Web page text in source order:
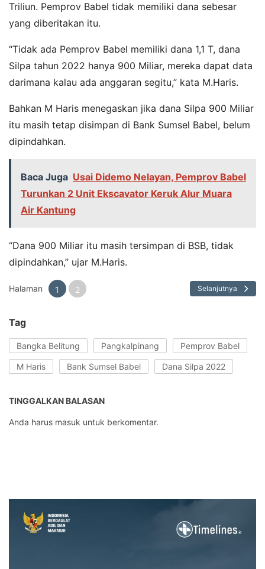
Triliun. Pemprov Babel tidak memiliki dana sebesar
yang diberitakan itu.
“Tidak ada Pemprov Babel memiliki dana 1,1 T, dana
Silpa tahun 2022 hanya 900 Miliar, mereka dapat data
darimana kalau ada anggaran segitu,” kata M.Haris.
Bahkan M Haris menegaskan jika dana Silpa 900 Miliar
itu masih tetap disimpan di Bank Sumsel Babel, belum
dipindahkan.
Baca Juga Usai Didemo Nelayan, Pemprov Babel
Turunkan 2 Unit Ekscavator Keruk Alur Muara
Air Kantung
“Dana 900 Miliar itu masih tersimpan di BSB, tidak
dipindahkan,” ujar M.Haris.
Halaman 1 2 Selanjutnya
Tag
Bangka Belitung Pangkalpinang Pemprov Babel
M Haris Bank Sumsel Babel Dana Silpa 2022
TINGGALKAN BALASAN
Anda harus masuk untuk berkomentar.